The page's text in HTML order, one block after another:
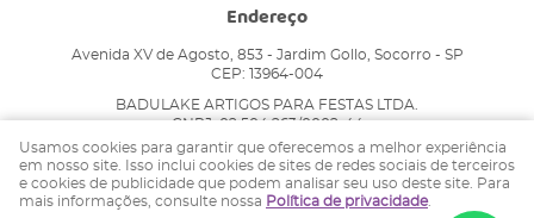
Endereço
Avenida XV de Agosto, 853- Jardim Gollo, Socorro - SP
CEP: 13964-004
BADULAKE ARTIGOS PARA FESTAS LTDA.
CNPJ: 02.504.263/0002-44
LOJA VIRTUAL CRIADA POR
Usamos cookies para garantir que oferecemos a melhor experiência
em nosso site. Isso inclui cookies de sites de redes sociais de terceiros
e cookies de publicidade que podem analisar seu uso deste site. Para
mais informações, consulte nossa Política de privacidade.